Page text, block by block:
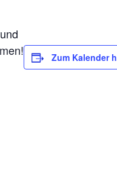
Zum Kalender